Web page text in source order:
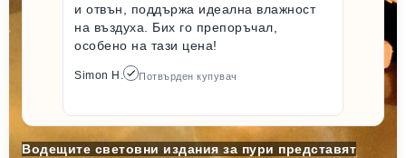
и отвън, поддържа идеална влажност
на въздуха. Бих го препоръчал,
особено на тази цена!
Simon H. Потвърден купувач
Водещите световни издания за пури представят